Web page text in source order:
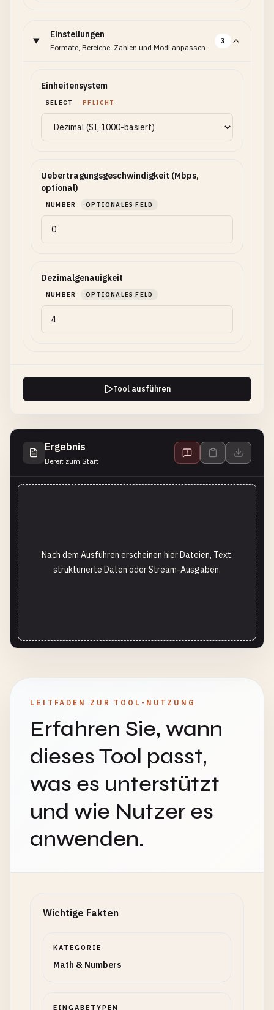
Einstellungen
Formate, Bereiche, Zahlen und Modi anpassen.
3
Einheitensystem
SELECT PFLICHT
Uebertragungsgeschwindigkeit (Mbps,
optional)
NUMBER OPTIONALES FELD
Dezimalgenauigkeit
NUMBER OPTIONALES FELD
Tool ausführen
Ergebnis
Bereit zum Start
Nach dem Ausführen erscheinen hier Dateien, Text,
strukturierte Daten oder Stream-Ausgaben.
LEITFADEN ZUR TOOL-NUTZUNG
Erfahren Sie, wann
dieses Tool passt,
was es unterstützt
und wie Nutzer es
anwenden.
Wichtige Fakten
KATEGORIE
Math & Numbers
EINGABETYPEN